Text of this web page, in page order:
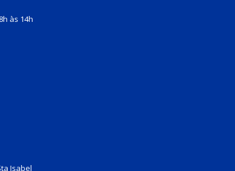
às 14h
Isabel